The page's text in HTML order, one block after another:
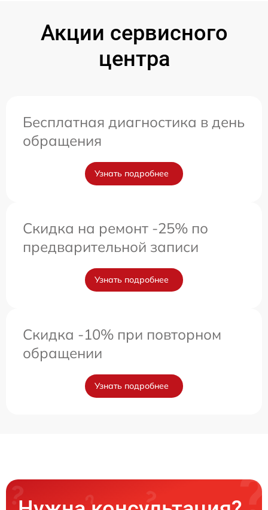
Акции сервисного
центра
Бесплатная диагностика в день
обращения
Узнать подробнее
Скидка на ремонт -25% по
предварительной записи
Узнать подробнее
Скидка -10% при повторном
обращении
Узнать подробнее